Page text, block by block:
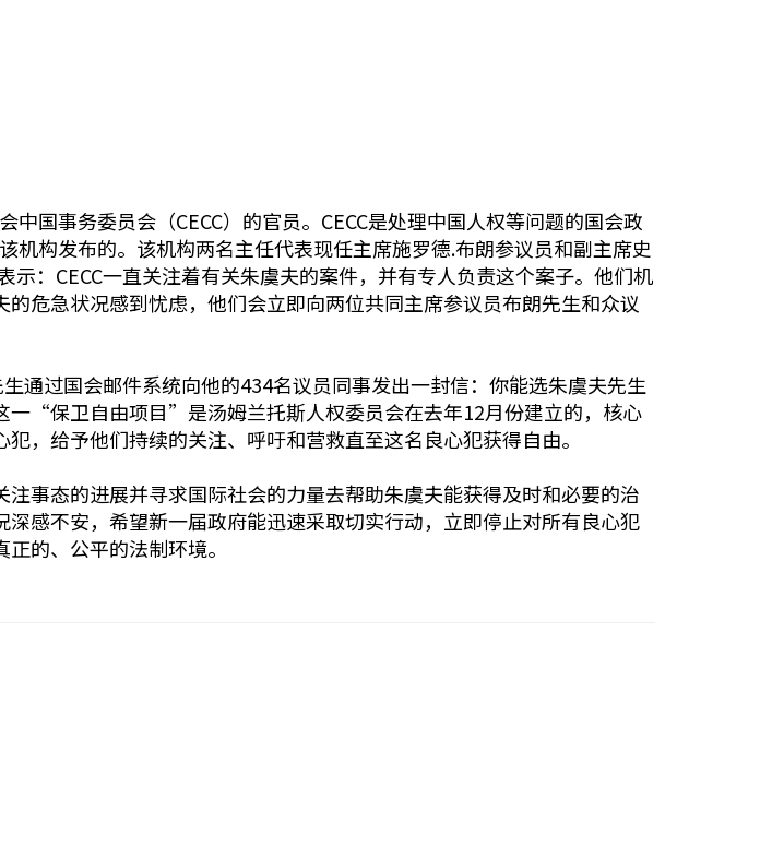
国事务委员会（CECC）的官员。CECC是处理中国人权等问题的国会政
机构发布的。该机构两名主任代表现任主席施罗德.布朗参议员和副主席史
：CECC一直关注着有关朱虞夫的案件，并有专人负责这个案子。他们机
危急状况感到忧虑，他们会立即向两位共同主席参议员布朗先生和众议
通过国会邮件系统向他的434名议员同事发出一封信：你能选朱虞夫先生
一“保卫自由项目”是汤姆兰托斯人权委员会在去年12月份建立的，核心
给予他们持续的关注、呼吁和营救直至这名良心犯获得自由。
事态的进展并寻求国际社会的力量去帮助朱虞夫能获得及时和必要的治
感不安，希望新一届政府能迅速采取切实行动，立即停止对所有良心犯
的、公平的法制环境。